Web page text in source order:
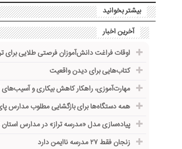
بیشتر بخوانید
آخرین اخبار
اوقات فراغت دانش‌آموزان فرصتی طلایی برای
کتاب‌هایی برای دیدن واقعیت
مهارت‌آموزی، راهکار کاهش بیکاری و
همه دستگاه‌ها برای بازگشایی مطلوب مدارس
پیاده‌سازی مدل «مدرسه تراز» در مدارس
زنجان فقط ۲۷ مدرسه ناایمن دارد